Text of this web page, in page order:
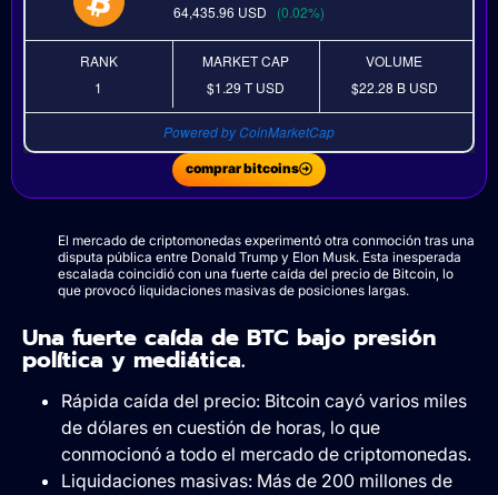
64,435.96 USD (0.02%)
RANK
1
MARKET CAP
$1.29 TUSD
VOLUME
$22.28 B USD
Powered by CoinMarketCap
comprar bitcoins
El mercado de criptomonedas experimentó otra conmoción tras una
disputa pública entre Donald Trump y Elon Musk. Esta inesperada
escalada coincidió con una fuerte caída del precio de Bitcoin, lo
que provocó liquidaciones masivas de posiciones largas.
Una fuerte caída de BTC bajo presión
política y mediática.
Rápida caída del precio: Bitcoin cayó varios miles
de dólares en cuestión de horas, lo que
conmocionó a todo el mercado de criptomonedas.
Liquidaciones masivas: Más de 200 millones de